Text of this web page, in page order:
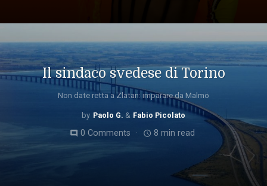
Il sindaco svedese di Torino
Non date retta a Zlatan: imparare da Malmö
Paolo G. Fabio Picolato
comment0 Comments access_time 8 min read